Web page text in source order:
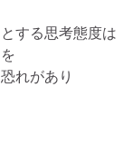
する思考態度は
れがあり